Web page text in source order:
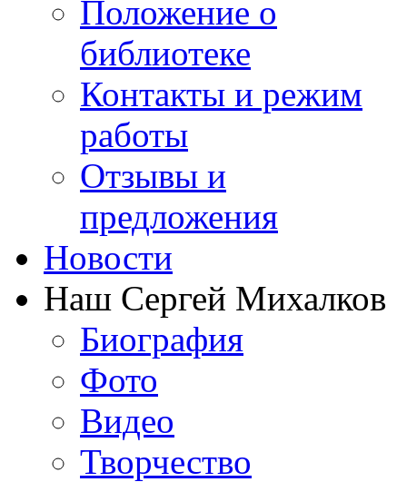
Положение о
библиотеке
Контакты и режим
работы
Отзывы и
предложения
Новости
Наш Сергей Михалков
Биография
Фото
Видео
Творчество